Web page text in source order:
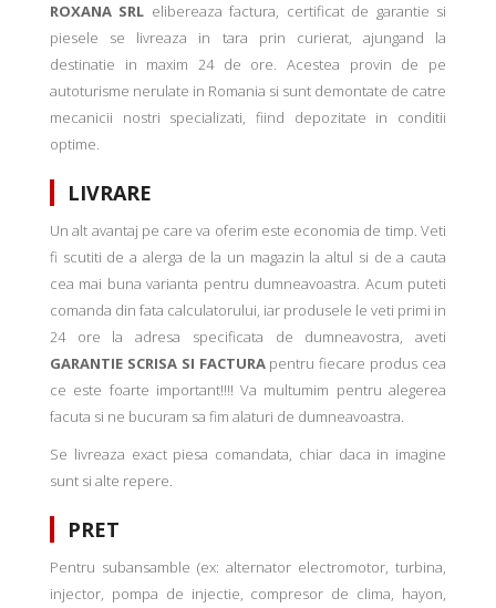
ROXANA SRL elibereaza factura, certificat de garantie si
piesele se livreaza in tara prin curierat, ajungand la
destinatie in maxim 24 de ore. Acestea provin de pe
autoturisme nerulate in Romania si sunt demontate de catre
mecanicii nostri specializati, fiind depozitate in conditii
optime.
LIVRARE
Un alt avantaj pe care va oferim este economia de timp. Veti
fi scutiti de a alerga de la un magazin la altul si de a cauta
cea mai buna varianta pentru dumneavoastra. Acum puteti
comanda din fata calculatorului, iar produsele le veti primi in
24 ore la adresa specificata de dumneavostra, aveti
GARANTIE SCRISA SI FACTURApentru fiecare produs cea
ce este foarte important!!!! Va multumim pentru alegerea
facuta si ne bucuram sa fim alaturi de dumneavoastra.
Se livreaza exact piesa comandata, chiar daca in imagine
sunt si alte repere.
PRET
Pentru subansamble (ex: alternator electromotor, turbina,
injector, pompa de injectie, compresor de clima, hayon,